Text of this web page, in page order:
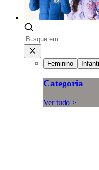
Feminino Infantil
Categoria
Ver tudo >